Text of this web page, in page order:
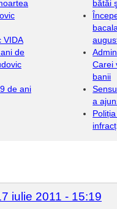
VIDA
de
de ani
bătăi
Carei
banii
a
iulie 2011 - 15:19